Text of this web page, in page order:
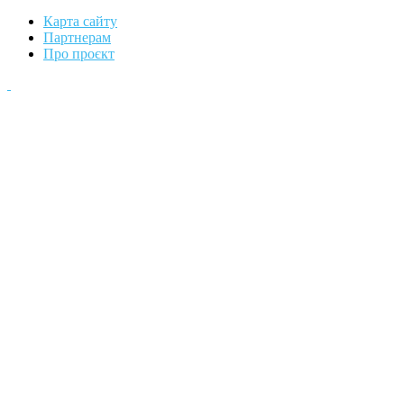
Карта сайту
Партнерам
Про проєкт